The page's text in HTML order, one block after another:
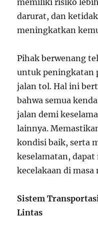
memiliki risiko
darurat, dan
meningkatkan
Pihak berwenang
untuk peningkatan
jalan tol. Hal ini
bahwa semua
jalan demi
lainnya.
kondisi baik, serta
keselamatan,
kecelakaan di masa
Sistem
Lintas